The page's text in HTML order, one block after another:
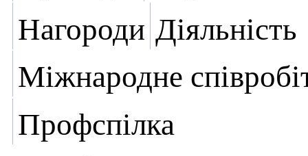
Нагороди Діяльність
Міжнародне
Профспілка